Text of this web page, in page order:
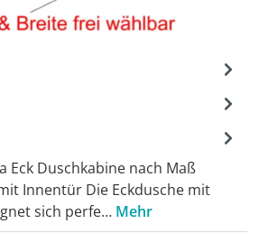
Eck Duschkabine nach Maß
Innentür Die Eckdusche mit
sich perfe… Mehr